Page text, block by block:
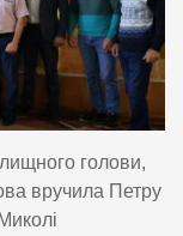
голови,
вручила Петру